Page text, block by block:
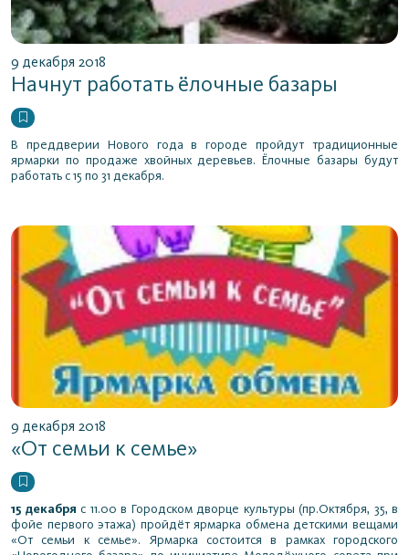
9 декабря 2018
Начнут работать ёлочные базары
В преддверии Нового года в городе пройдут традиционные
ярмарки по продаже хвойных деревьев. Ёлочные базары будут
работать с 15 по 31 декабря.
9 декабря 2018
«От семьи к семье»
15 декабря с 11.00 в Городском дворце культуры (пр.Октября, 35, в
фойе первого этажа) пройдёт ярмарка обмена детскими вещами
«От семьи к семье». Ярмарка состоится в рамках городского